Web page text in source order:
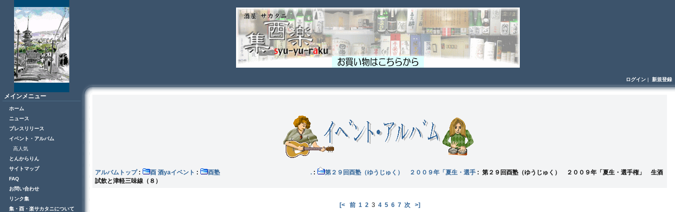
メインメニュー
ホーム
ニュース
プレスリリース
イベント・アルバム
高人気
とんからりん
サイトマップ
FAQ
お問い合わせ
リンク集
集・酉・楽サカタニについて
ログイン | 新規登録
アルバムトップ: 酉 酒yaイベント : 酉塾 . : 第２９回酉塾（ゆうじゅく） ２００９年「夏生・選手 : 第２９回酉塾（ゆうじゅく） ２００９年「夏生・選手権」 生酒
試飲と津軽三味線（８）
[< 前 1 23 4 5 6 7 次 >]